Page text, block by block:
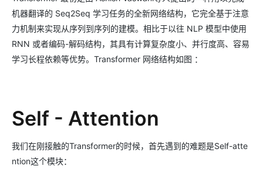
机器翻译的 Seq2Seq 学习任务的全新网络结构，它完全基于注意
力机制来实现从序列到序列的建模。相比于以往 NLP 模型中使用
RNN 或者编码-解码结构，其具有计算复杂度小、并行度高、容易
学习长程依赖等优势。Transformer 网络结构如图 ：
Self - Attention
我们在刚接触的Transformer的时候，首先遇到的难题是Self-atte
ntion这个模块：